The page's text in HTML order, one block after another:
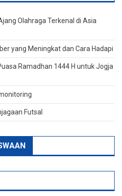
Olahraga Terkenal di Asia
yang Meningkat dan Cara Hadapi
Ramadhan 1444 H untuk Jogja
Futsal